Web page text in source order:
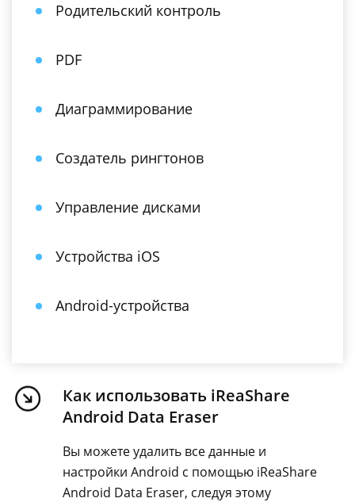
Родительский контроль
PDF
Диаграммирование
Создатель рингтонов
Управление дисками
Устройства iOS
Android-устройства
Как использовать iReaShare
Android Data Eraser
Вы можете удалить все данные и
настройки Android с помощью iReaShare
Android Data Eraser, следуя этому